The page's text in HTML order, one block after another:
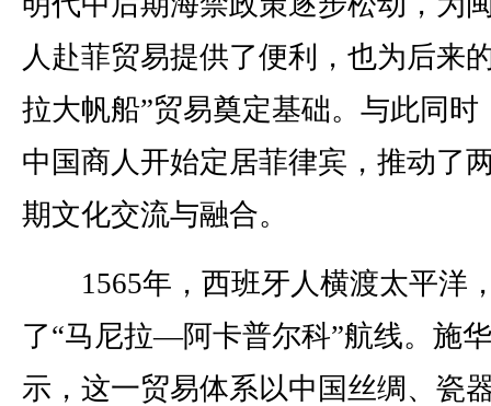
人赴菲贸易提供了便利，也为后来
拉大帆船”贸易奠定基础。与此同时
中国商人开始定居菲律宾，推动了
期文化交流与融合。
1565年，西班牙人横渡太平洋
了“马尼拉—阿卡普尔科”航线。施
示，这一贸易体系以中国丝绸、瓷